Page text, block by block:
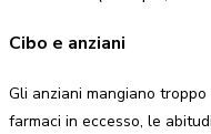
Cibo e anziani
Gli anziani mangiano
farmaci in eccesso, le